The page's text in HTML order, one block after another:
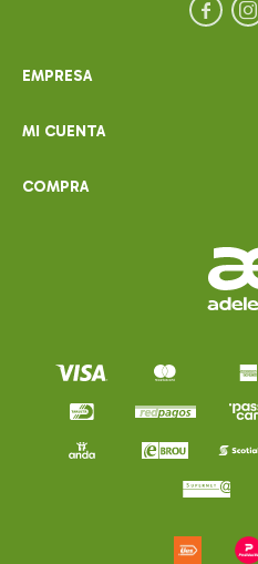
EMPRESA
MI CUENTA
COMPRA
 